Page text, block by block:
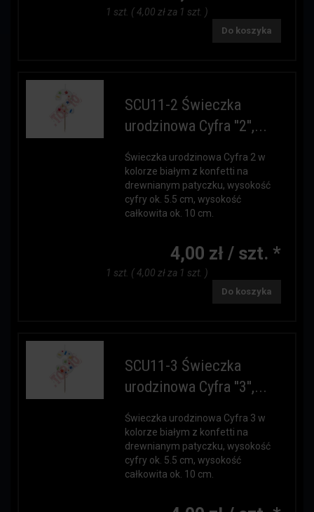
1 szt. ( 4,00 zł za 1 szt. )
Do koszyka
SCU11-2 Świeczka
urodzinowa Cyfra ''2'',...
Świeczka urodzinowa Cyfra 2 w
kolorze białym z konfetti na
drewnianym patyczku, wysokość
cyfry ok. 5.5 cm, wysokość
całkowita ok. 10 cm.
4,00 zł / szt. *
1 szt. ( 4,00 zł za 1 szt. )
Do koszyka
SCU11-3 Świeczka
urodzinowa Cyfra ''3'',...
Świeczka urodzinowa Cyfra 3 w
kolorze białym z konfetti na
drewnianym patyczku, wysokość
cyfry ok. 5.5 cm, wysokość
całkowita ok. 10 cm.